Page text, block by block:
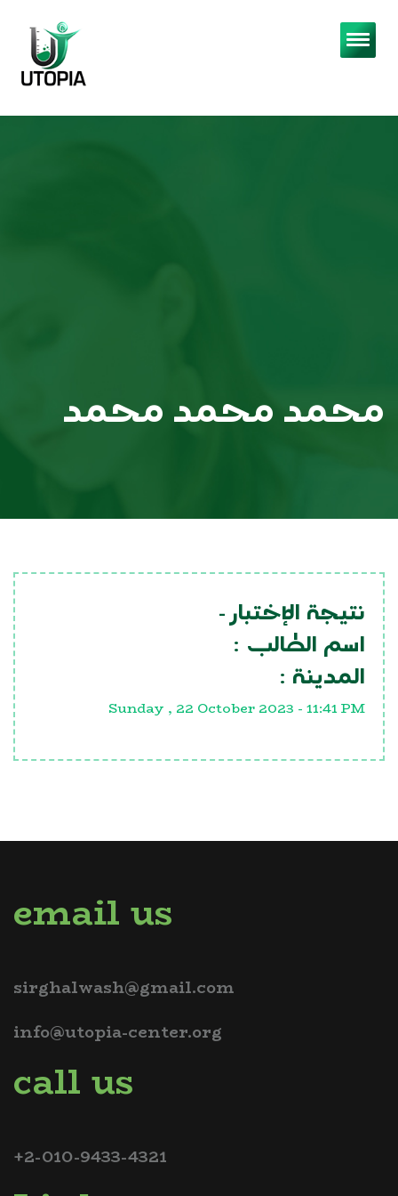
محمد محمد محمد
نتيجة الإختبار -
اسم الطالب :
المدينة :
Sunday , 22 October 2023 - 11:41 PM
email us
sirghalwash@gmail.com
info@utopia-center.org
call us
+2-010-9433-4321